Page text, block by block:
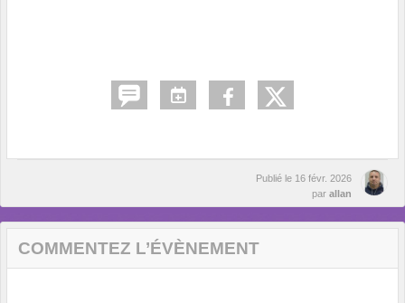
Publié le 16 févr. 2026
par allan
COMMENTEZ L’ÉVÈNEMENT